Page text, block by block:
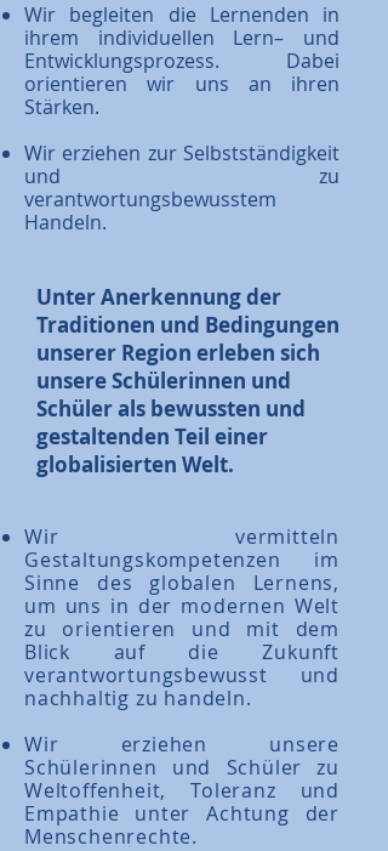
Wir begleiten die Lernenden in
ihrem individuellen Lern– und
Entwicklungsprozess. Dabei
orientieren wir uns an ihren
Stärken.
Wir erziehen zur Selbstständigkeit
und zu
verantwortungsbewusstem
Handeln.
Unter Anerkennung der
Traditionen und Bedingungen
unserer Region erleben sich
unsere Schülerinnen und
Schüler als bewussten und
gestaltenden Teil einer
globalisierten Welt.
Wir vermitteln
Gestaltungskompetenzen im
Sinne des globalen Lernens,
um uns in der modernen Welt
zu orientieren und mit dem
Blick auf die Zukunft
verantwortungsbewusst und
nachhaltig zu handeln.
Wir erziehen unsere
Schülerinnen und Schüler zu
Weltoffenheit, Toleranz und
Empathie unter Achtung der
Menschenrechte.